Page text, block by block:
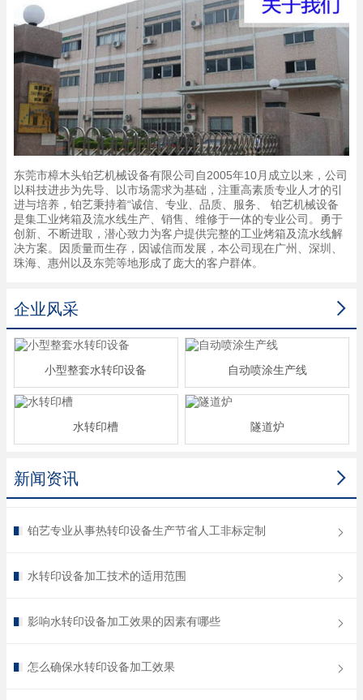
东莞市樟木头铂艺机械设备有限公司自2005年10月成立以来，公司
以科技进步为先导、以市场需求为基础，注重高素质专业人才的引
进与培养，铂艺秉持着“诚信、专业、品质、服务、 铂艺机械设备
是集工业烤箱及流水线生产、销售、维修于一体的专业公司。勇于
创新、不断进取，潜心致力为客户提供完整的工业烤箱及流水线解
决方案。因质量而生存，因诚信而发展，本公司现在广州、深圳、
珠海、惠州以及东莞等地形成了庞大的客户群体。

企业风采
小型整套水转印设备 自动喷涂生产线
水转印槽 隧道炉

新闻资讯
铂艺专业从事热转印设备生产节省人工非标定制
水转印设备加工技术的适用范围
影响水转印设备加工效果的因素有哪些
怎么确保水转印设备加工效果